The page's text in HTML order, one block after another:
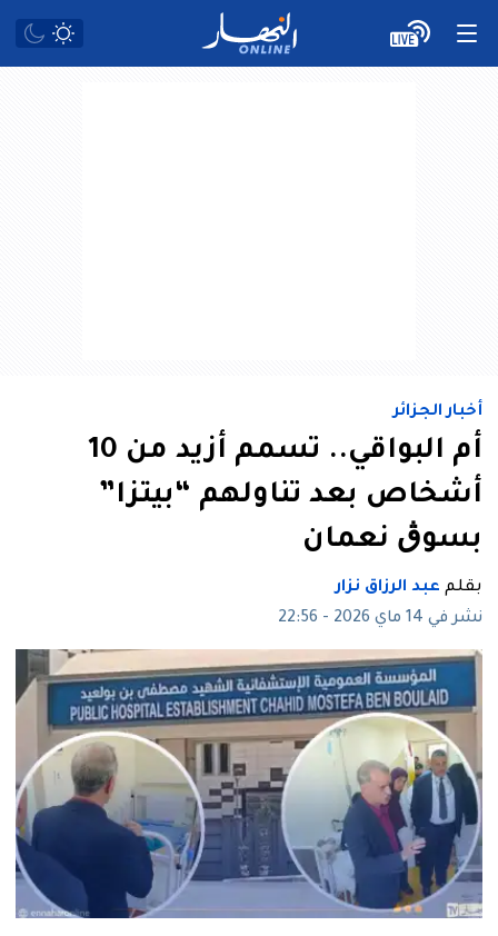
أخبار الجزائر
أم البواقي.. تسمم أزيد من 10
أشخاص بعد تناولهم “بيتزا”
بسوڨ نعمان
بقلم عبد الرزاق نزار
نشر في 14 ماي 2026 - 22:56